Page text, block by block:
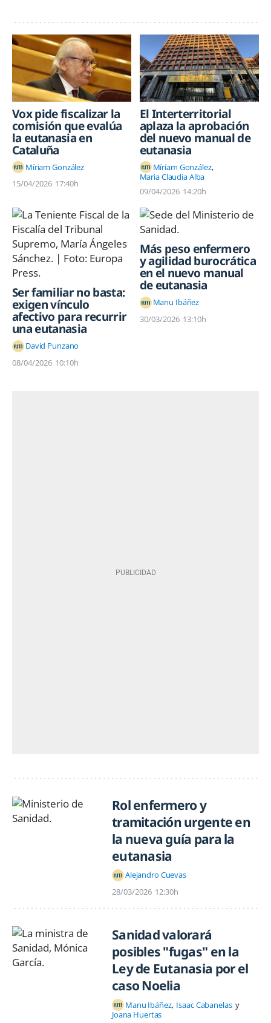
Vox pide fiscalizar la
comisión que evalúa
la eutanasia en
Cataluña
Míriam González
15/04/2026 17:40h
El Interterritorial
aplaza la aprobación
del nuevo manual de
eutanasia
Míriam González
Maria Claudia Alba
09/04/2026 14:20h
Ser familiar no basta:
exigen vínculo
afectivo para recurrir
una eutanasia
David Punzano
08/04/2026 10:10h
Más peso enfermero
y agilidad burocrática
en el nuevo manual
de eutanasia
Manu Ibáñez
30/03/2026 13:10h
Rol enfermero y
tramitación urgente en
la nueva guía para la
eutanasia
Alejandro Cuevas
28/03/2026 12:30h
Sanidad valorará
posibles "fugas" en la
Ley de Eutanasia por el
caso Noelia
Manu Ibáñez Isaac Cabanelas
Joana Huertas